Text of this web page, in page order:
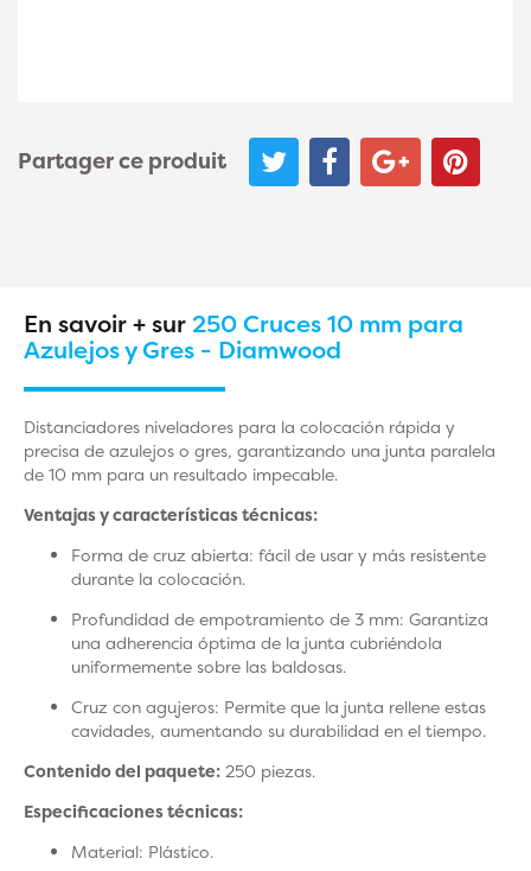
Partager ce produit
En savoir + sur 250 Cruces 10 mm para
Azulejos y Gres - Diamwood
Distanciadores niveladores para la colocación rápida y
precisa de azulejos o gres, garantizando una junta paralela
de 10 mm para un resultado impecable.
Ventajas y características técnicas:
Forma de cruz abierta: fácil de usar y más resistente
durante la colocación.
Profundidad de empotramiento de 3 mm: Garantiza
una adherencia óptima de la junta cubriéndola
uniformemente sobre las baldosas.
Cruz con agujeros: Permite que la junta rellene estas
cavidades, aumentando su durabilidad en el tiempo.
Contenido del paquete: 250 piezas.
Especificaciones técnicas:
Material: Plástico.